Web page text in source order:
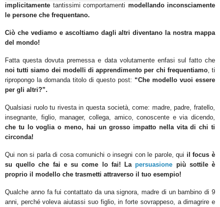
implicitamente tantissimi comportamenti modellando inconsciamente
le persone che frequentano.
Ciò che vediamo e ascoltiamo dagli altri diventano la nostra mappa
del mondo!
Fatta questa dovuta premessa e data volutamente enfasi sul fatto che
noi tutti siamo dei modelli di apprendimento per chi frequentiamo, ti
ripropongo la domanda titolo di questo post: “Che modello vuoi essere
per gli altri?”.
Qualsiasi ruolo tu rivesta in questa società, come: madre, padre, fratello,
insegnante, figlio, manager, collega, amico, conoscente e via dicendo,
che tu lo voglia o meno, hai un grosso impatto nella vita di chi ti
circonda!
Qui non si parla di cosa comunichi o insegni con le parole, qui il focus è
su quello che fai e su come lo fai! Lapersuasione più sottile è
proprio il modello che trasmetti attraverso il tuo esempio!
Qualche anno fa fui contattato da una signora, madre di un bambino di 9
anni, perché voleva aiutassi suo figlio, in forte sovrappeso, a dimagrire e